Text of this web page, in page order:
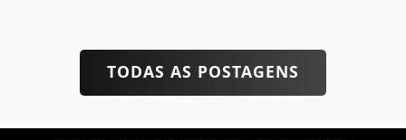
TODAS AS POSTAGENS